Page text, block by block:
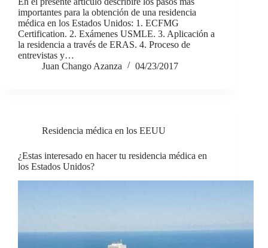
importantes para la obtención de una residencia
médica en los Estados Unidos: 1. ECFMG
Certification. 2. Exámenes USMLE. 3. Aplicación a
la residencia a través de ERAS. 4. Proceso de
entrevistas y…
Juan Chango Azanza
04/23/2017
Residencia médica en los EEUU
¿Estas interesado en hacer tu residencia médica en
los Estados Unidos?